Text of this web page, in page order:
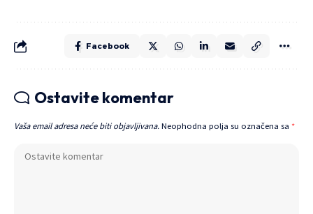
Facebook
Ostavite komentar
Vaša email adresa neće biti objavljivana. Neophodna polja su označena sa *